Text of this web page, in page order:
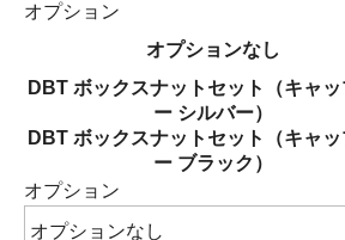
オプション
オプションなし
DBT ボックスナットセット（キャッ
ー シルバー）
DBT ボックスナットセット（キャッ
ー ブラック）
オプション